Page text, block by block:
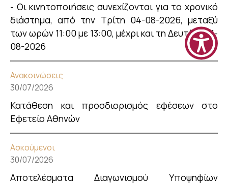
- Οι κινητοποιήσεις συνεχίζονται για το χρονικό
διάστημα, από την Τρίτη 04-08-2026, μεταξύ
των ωρών 11:00 με 13:00, μέχρι και τη Δευτέρα 31-
08-2026
Ανακοινώσεις
30/07/2026
Κατάθεση και προσδιορισμός εφέσεων στο
Εφετείο Αθηνών
Ασκούμενοι
30/07/2026
Αποτελέσματα Διαγωνισμού Υποψηφίων